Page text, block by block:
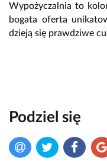
Wypożyczalnia to
bogata oferta
dzieją się prawdziwe
Podziel się